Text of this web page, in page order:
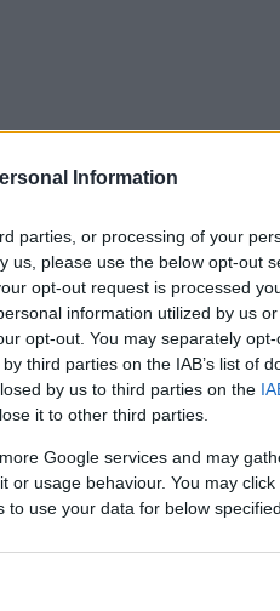
Information
parties, or processing of your
us, please use the below opt-out
opt-out request is processed
information utilized by us
opt-out. You may separately
third parties on the IAB’s list of
by us to third parties on the
it to other third parties.
Google services and may
or usage behaviour. You may
use your data for below
con inizio alle
locale,
partecipato al
diversi
adottare contro il
modi per
Yamal, è una
impatto
giocatore che